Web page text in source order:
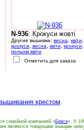
N-936: Крокуси жовті
Другие вышивки: весна квіти
крокуси
весна квіти крокуси
польові квіти
Отметить для заказа
крестом
семейной компанией «Брвск». ©
являются товарными знаками